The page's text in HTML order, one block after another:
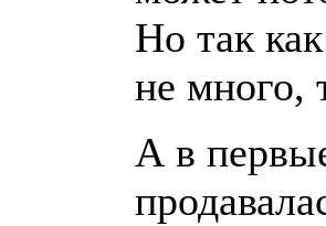
Но так
не много,
А в